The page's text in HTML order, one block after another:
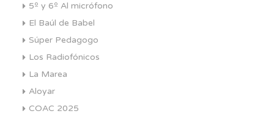
5º y 6º Al micrófono
El Baúl de Babel
Súper Pedagogo
Los Radiofónicos
La Marea
Aloyar
COAC 2025